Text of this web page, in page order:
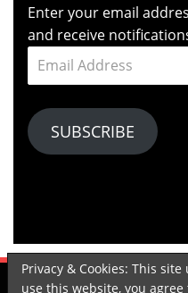
Privacy & Cookies: This
use this website, you
Enter your email
and receive
Email
SUBSCRIBE